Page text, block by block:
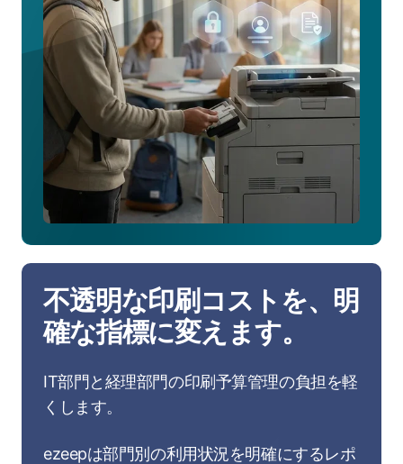
な
Pull
Printing
に
つ
い
て
詳
し
く
見
る
不透明な印刷コストを、明
確な指標に変えます。
IT部門と経理部門の印刷予算管理の負担を軽
くします。
ezeepは部門別の利用状況を明確にするレポ